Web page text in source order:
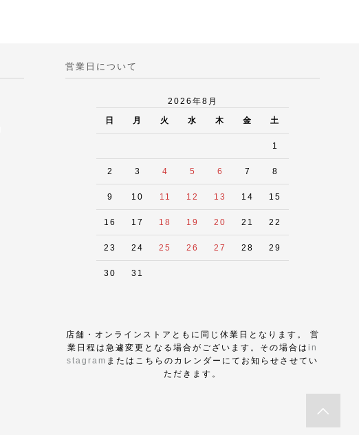
営業日について
2026年8月
日 月 火 水 木 金 土
1
2 3 4 5 6 7 8
9 10 11 12 13 14 15
16 17 18 19 20 21 22
23 24 25 26 27 28 29
30 31
店舗・オンラインストアともに同じ休業日となります。 営
業日程は急遽変更となる場合がございます。その場合はin
stagram またはこちらのカレンダーにてお知らせさせてい
ただきます。